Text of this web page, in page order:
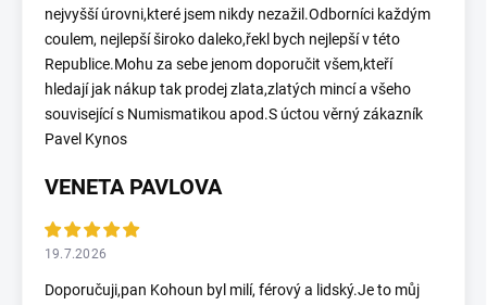
nejvyšší úrovni,které jsem nikdy nezažil.Odborníci každým
coulem, nejlepší široko daleko,řekl bych nejlepší v této
Republice.Mohu za sebe jenom doporučit všem,kteří
hledají jak nákup tak prodej zlata,zlatých mincí a všeho
související s Numismatikou apod.S úctou věrný zákazník
Pavel Kynos
VENETA PAVLOVA
19.7.2026
Doporučuji,pan Kohoun byl milí, férový a lidský.Je to můj